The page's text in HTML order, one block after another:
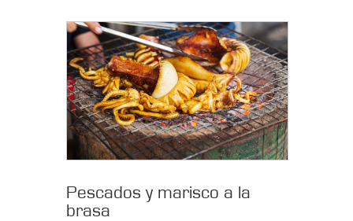
Pescados y marisco a la
brasa